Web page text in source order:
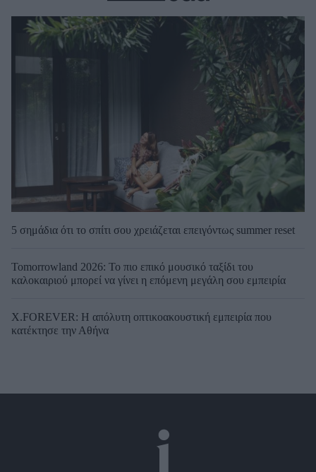
5 σημάδια ότι το σπίτι σου χρειάζεται επειγόντως summer reset
Tomorrowland 2026: Το πιο επικό μουσικό ταξίδι του
καλοκαιριού μπορεί να γίνει η επόμενη μεγάλη σου εμπειρία
X.FOREVER: Η απόλυτη οπτικοακουστική εμπειρία που
κατέκτησε την Αθήνα